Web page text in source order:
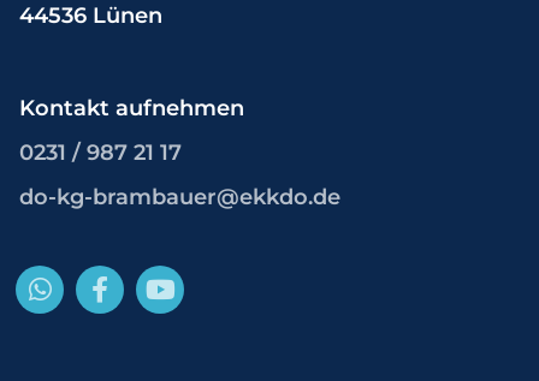
44536 Lünen
Kontakt aufnehmen
0231 / 987 21 17
do-kg-brambauer@ekkdo.de